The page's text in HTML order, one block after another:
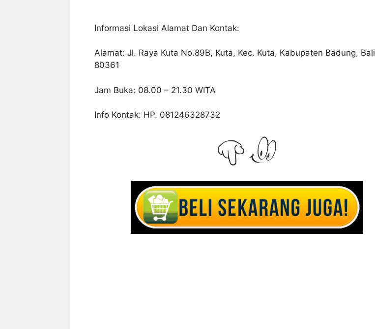
Informasi Lokasi Alamat Dan Kontak:
Alamat: Jl. Raya Kuta No.89B, Kuta, Kec. Kuta, Kabupaten Badung, Bali
80361
Jam Buka: 08.00 – 21.30 WITA
Info Kontak: HP. 081246328732